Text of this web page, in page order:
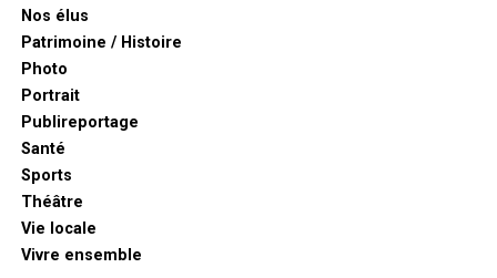
Nos élus
Patrimoine / Histoire
Photo
Portrait
Publireportage
Santé
Sports
Théâtre
Vie locale
Vivre ensemble